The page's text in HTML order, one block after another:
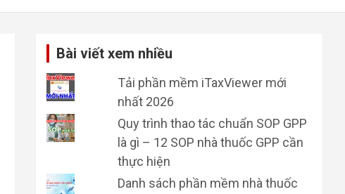
Bài viết xem nhiều
Tải phần mềm iTaxViewer mới
nhất 2026
Quy trình thao tác chuẩn SOP GPP
là gì – 12 SOP nhà thuốc GPP cần
thực hiện
Danh sách phần mềm nhà thuốc